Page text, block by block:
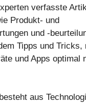
verfasste
Produkt- und
und -
Tipps und Tricks,
und Apps optimal
aus